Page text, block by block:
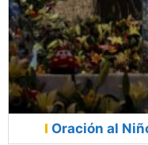
Oración al